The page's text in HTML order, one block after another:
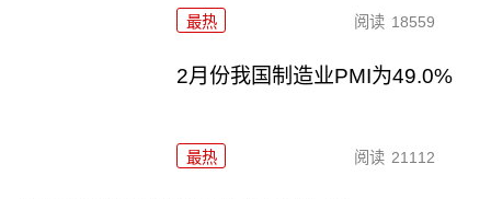
最热 阅读 18559
2月份我国制造业PMI为49.0%
最热 阅读 21112